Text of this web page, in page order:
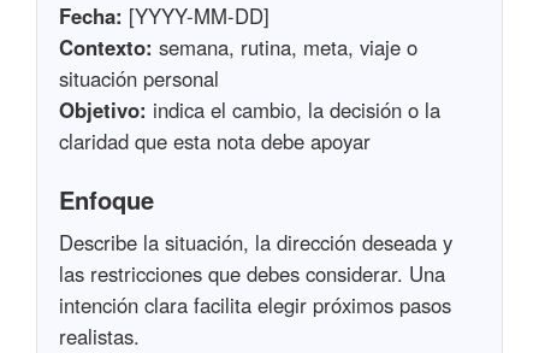
Fecha: [YYYY-MM-DD]
Contexto: semana, rutina, meta, viaje o
situación personal
Objetivo: indica el cambio, la decisión o la
claridad que esta nota debe apoyar
Enfoque
Describe la situación, la dirección deseada y
las restricciones que debes considerar. Una
intención clara facilita elegir próximos pasos
realistas.